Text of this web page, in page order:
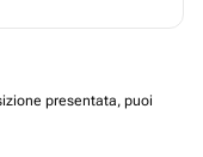
presentata, puoi